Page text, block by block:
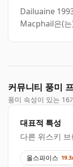
Dailuaine
Macphail은(
커뮤니티 풍미
풍미 속성이 있는 16
대표적 특성
다른 위스키
올스파이스